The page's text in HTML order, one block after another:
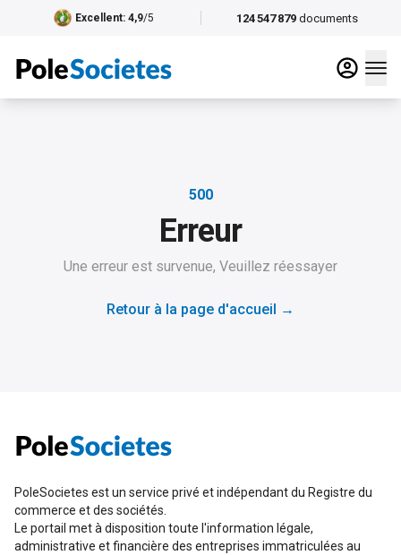
124 547 879 documents
Excellent: 4,9/5
500
Erreur
Une erreur est survenue, Veuillez réessayer
Retour à la page d'accueil →
PoleSocietes est un service privé et indépendant du Registre du
commerce et des sociétés.
Le portail met à disposition toute l'information légale,
administrative et financière des entreprises immatriculées au